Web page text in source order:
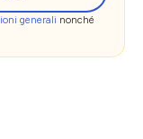
generali nonché